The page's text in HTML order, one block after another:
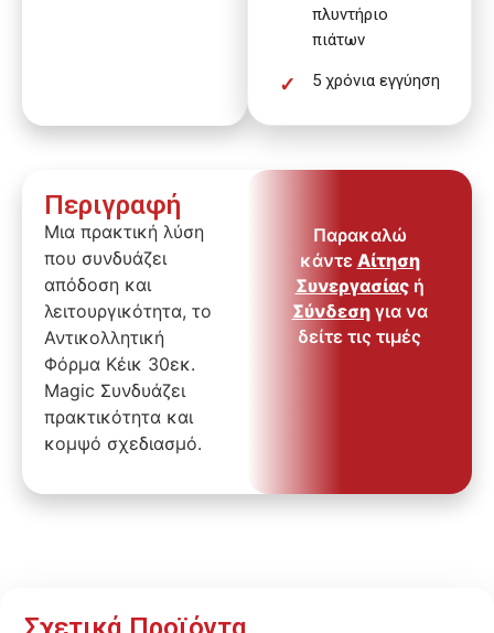
πλυντήριο
πιάτων
5 χρόνια εγγύηση
Περιγραφή
Μια πρακτική λύση
που συνδυάζει
απόδοση και
λειτουργικότητα, το
Αντικολλητική
Φόρμα Κέικ 30εκ.
Magic Συνδυάζει
πρακτικότητα και
κομψό σχεδιασμό.
Παρακαλώ
κάντε Αίτηση
Συνεργασίαςή
Σύνδεσηγια να
δείτε τις τιμές